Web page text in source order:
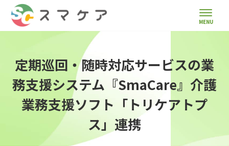
定期巡回・随時対応サービスの業
務支援システム『SmaCare』介護
業務支援ソフト「トリケアトプ
ス」連携